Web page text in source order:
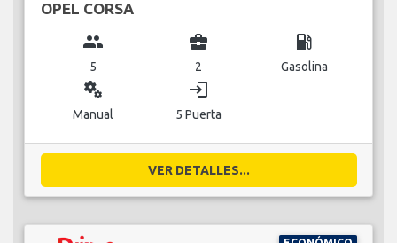
OPEL CORSA
group
5
business_center
2
local_gas_station
Gasolina
miscellaneous_services
Manual
login
5 Puerta
VER DETALLES...